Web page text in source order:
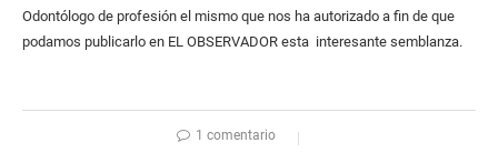
Odontólogo de profesión el mismo que nos ha autorizado a fin de que
podamos publicarlo en EL OBSERVADOR esta interesante semblanza.
1 comentario